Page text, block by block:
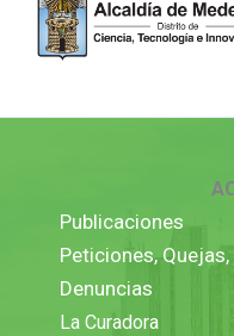
Publicaciones
Peticiones,
Denuncias
La Curadora